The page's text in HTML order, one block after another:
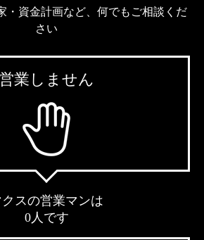
・資金計画など、何でもご相談くだ
さい
業しません
クスの営業マンは
0人です